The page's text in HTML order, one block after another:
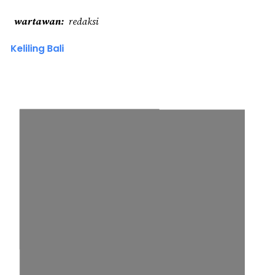
wartawan redaksi
Keliling Bali